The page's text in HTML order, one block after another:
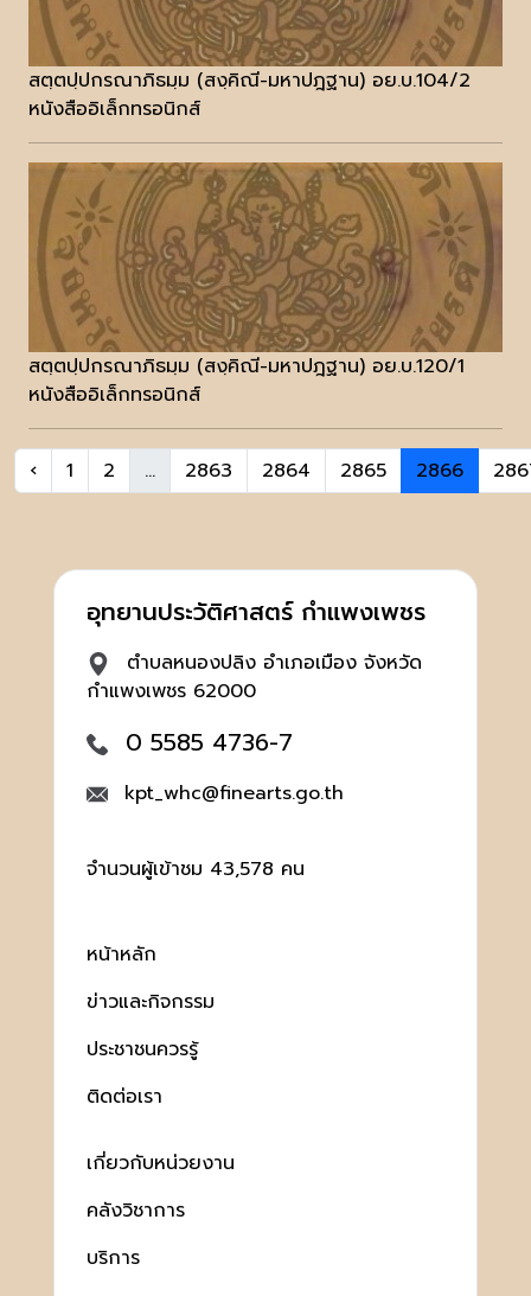
สตฺตปฺปกรณาภิธมฺม (สงฺคิณี-มหาปฎฐาน) อย.บ.104/2
หนังสืออิเล็กทรอนิกส์
สตฺตปฺปกรณาภิธมฺม (สงฺคิณี-มหาปฎฐาน) อย.บ.120/1
หนังสืออิเล็กทรอนิกส์
‹ 1 2 ... 2863 2864 2865 2866
อุทยานประวัติศาสตร์ กำแพงเพชร
ตำบลหนองปลิง อำเภอเมือง จังหวัด
กำแพงเพชร 62000
0 5585 4736-7
kpt_whc@finearts.go.th
จำนวนผู้เข้าชม 43,578 คน
หน้าหลัก
ข่าวและกิจกรรม
ประชาชนควรรู้
ติดต่อเรา
เกี่ยวกับหน่วยงาน
คลังวิชาการ
บริการ